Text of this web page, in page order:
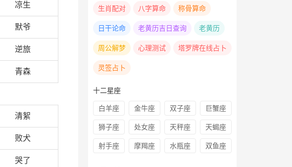
凉生
默爷
逆旅
青森
清絮
败犬
哭了
生肖配对 八字算命 称骨算命
日干论命 老黄历吉日查询 老黄历
周公解梦 心理测试 塔罗牌在线占卜
灵签占卜
十二星座
白羊座 金牛座 双子座 巨蟹座
狮子座 处女座 天秤座 天蝎座
射手座 摩羯座 水瓶座 双鱼座